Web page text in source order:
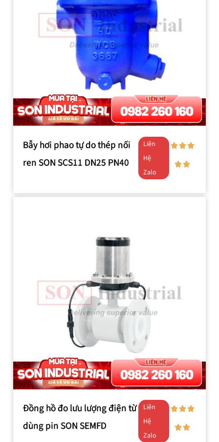
Bẫy hơi phao tự do thép nối
ren SON SCS11 DN25 PN40
Liên
Hệ
Zalo
Đồng hồ đo lưu lượng điện từ
dùng pin SON SEMFD
Liên
Hệ
Zalo